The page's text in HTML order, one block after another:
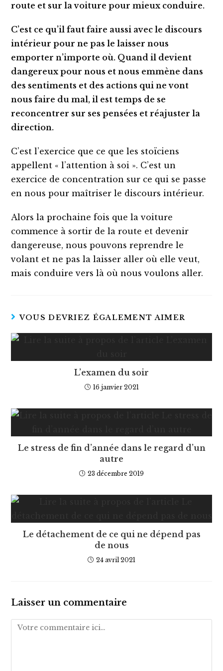
route et sur la voiture pour mieux conduire.
C’est ce qu’il faut faire aussi avec le discours
intérieur pour ne pas le laisser nous
emporter n’importe où. Quand il devient
dangereux pour nous et nous emmène dans
des sentiments et des actions qui ne vont
nous faire du mal, il est temps de se
reconcentrer sur ses pensées et réajuster la
direction.
C’est l’exercice que ce que les stoïciens
appellent « l’attention à soi ». C’est un
exercice de concentration sur ce qui se passe
en nous pour maîtriser le discours intérieur.
Alors la prochaine fois que la voiture
commence à sortir de la route et devenir
dangereuse, nous pouvons reprendre le
volant et ne pas la laisser aller où elle veut,
mais conduire vers là où nous voulons aller.
VOUS DEVRIEZ ÉGALEMENT AIMER
L’examen du soir
16 janvier 2021
Le stress de fin d’année dans le regard d’un
autre
23 décembre 2019
Le détachement de ce qui ne dépend pas
de nous
24 avril 2021
Laisser un commentaire
Comment